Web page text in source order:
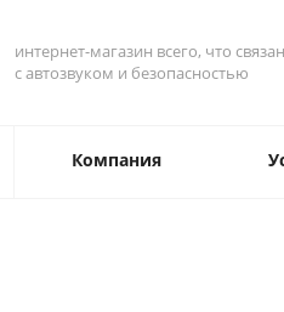
интернет-магазин всего, что
с автозвуком и безопасностью
Компания